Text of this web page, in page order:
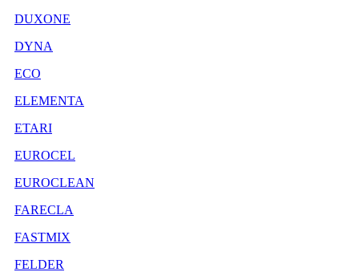
DUXONE
DYNA
ECO
ELEMENTA
ETARI
EUROCEL
EUROCLEAN
FARECLA
FASTMIX
FELDER